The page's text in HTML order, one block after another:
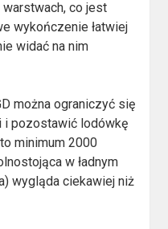
co jest
wykończenie łatwiej
widać na nim
można ograniczyć się
i pozostawić lodówkę
minimum 2000
w ładnym
wygląda ciekawiej niż